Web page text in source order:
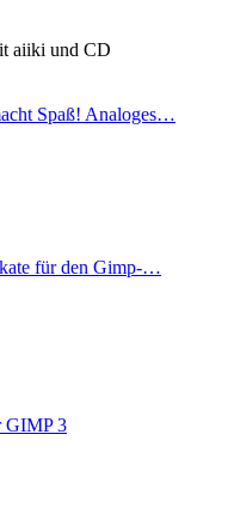
aiiki und CD
Spaß! Analoges…
für den Gimp-…
GIMP 3